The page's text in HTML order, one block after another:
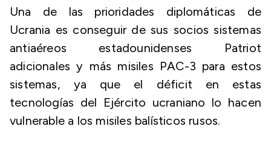
Una de las prioridades diplomáticas de
Ucrania es conseguir de sus socios sistemas
antiaéreos estadounidenses Patriot
adicionales y más misiles PAC-3 para estos
sistemas, ya que el déficit en estas
tecnologías del Ejército ucraniano lo hacen
vulnerable a los misiles balísticos rusos.